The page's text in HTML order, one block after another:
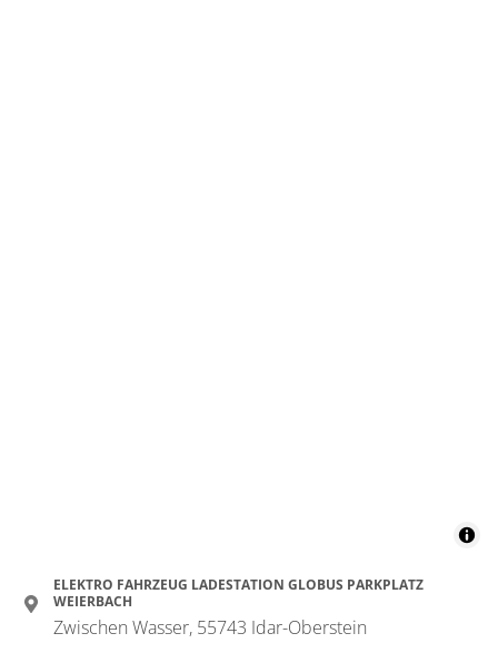
ELEKTRO FAHRZEUG LADESTATION GLOBUS PARKPLATZ
WEIERBACH
Zwischen Wasser, 55743 Idar-Oberstein